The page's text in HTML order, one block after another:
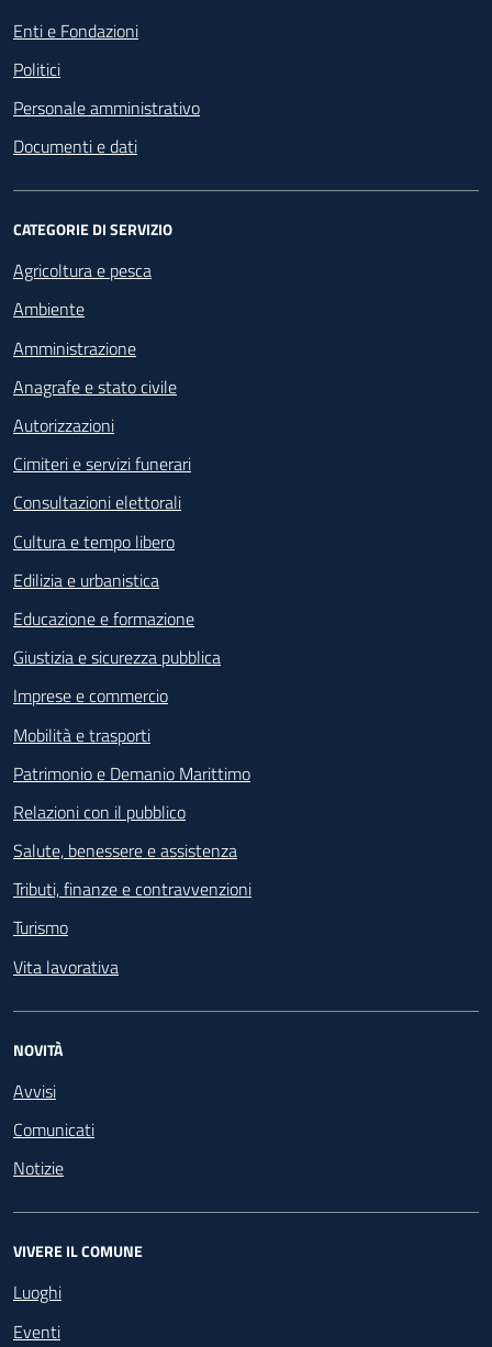
Enti e Fondazioni
Politici
Personale amministrativo
Documenti e dati
CATEGORIE DI SERVIZIO
Agricoltura e pesca
Ambiente
Amministrazione
Anagrafe e stato civile
Autorizzazioni
Cimiteri e servizi funerari
Consultazioni elettorali
Cultura e tempo libero
Edilizia e urbanistica
Educazione e formazione
Giustizia e sicurezza pubblica
Imprese e commercio
Mobilità e trasporti
Patrimonio e Demanio Marittimo
Relazioni con il pubblico
Salute, benessere e assistenza
Tributi, finanze e contravvenzioni
Turismo
Vita lavorativa
NOVITÀ
Avvisi
Comunicati
Notizie
VIVERE IL COMUNE
Luoghi
Eventi